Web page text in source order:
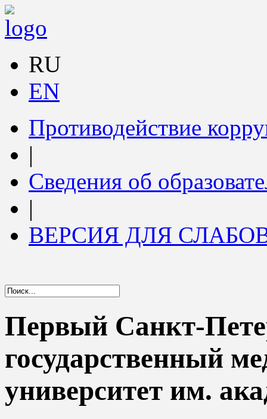
RU
EN
Противодействие
|
Сведения об
|
ВЕРСИЯ ДЛЯ
Первый Санкт-
государственный
университет им.